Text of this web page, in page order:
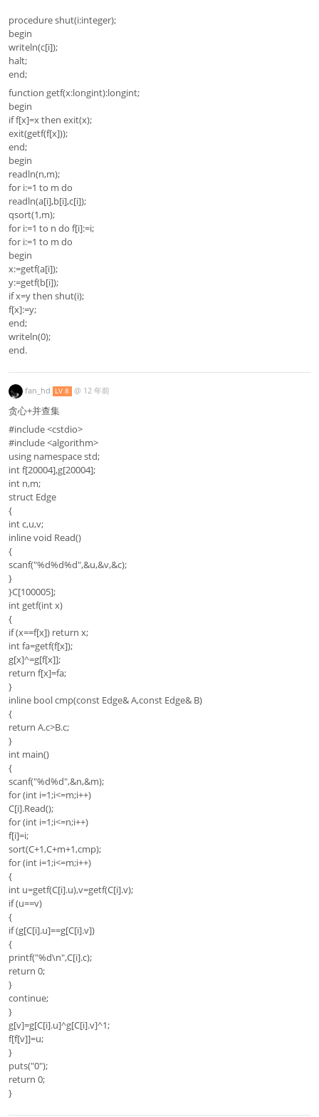
procedure shut(i:integer);
begin
writeln(c[i]);
halt;
end;
function getf(x:longint):longint;
begin
if f[x]=x then exit(x);
exit(getf(f[x]));
end;
begin
readln(n,m);
for i:=1 to m do
readln(a[i],b[i],c[i]);
qsort(1,m);
for i:=1 to n do f[i]:=i;
for i:=1 to m do
begin
x:=getf(a[i]);
y:=getf(b[i]);
if x=y then shut(i);
f[x]:=y;
end;
writeln(0);
end.
fan_hd LV 8 @ 12 年前
贪心+并查集
#include <cstdio>
#include <algorithm>
using namespace std;
int f[20004],g[20004];
int n,m;
struct Edge
{
int c,u,v;
inline void Read()
{
scanf("%d%d%d",&u,&v,&c);
}
}C[100005];
int getf(int x)
{
if (x==f[x]) return x;
int fa=getf(f[x]);
g[x]^=g[f[x]];
return f[x]=fa;
}
inline bool cmp(const Edge& A,const Edge& B)
{
return A.c>B.c;
}
int main()
{
scanf("%d%d",&n,&m);
for (int i=1;i<=m;i++)
C[i].Read();
for (int i=1;i<=n;i++)
f[i]=i;
sort(C+1,C+m+1,cmp);
for (int i=1;i<=m;i++)
{
int u=getf(C[i].u),v=getf(C[i].v);
if (u==v)
{
if (g[C[i].u]==g[C[i].v])
{
printf("%d\n",C[i].c);
return 0;
}
continue;
}
g[v]=g[C[i].u]^g[C[i].v]^1;
f[f[v]]=u;
}
puts("0");
return 0;
}